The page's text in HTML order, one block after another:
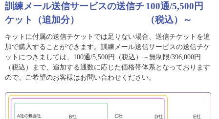
訓練メール送信サービスの送信チ
ケット（追加分）
100通/5,500円
（税込）～
キットに付属の送信チケットでは足りない場合、送信チケットを追
加で購入することができます。訓練メール送信サービスの送信チケ
ットにつきましては、100通/5,500円（税込）～無制限/396,000円
（税込）まで、追加する通数に応じた価格帯体系となっております
ので、ご希望のお客様はお問い合わせください。